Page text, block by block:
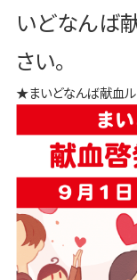
いどなんば
さい。
★まいどなんば献血